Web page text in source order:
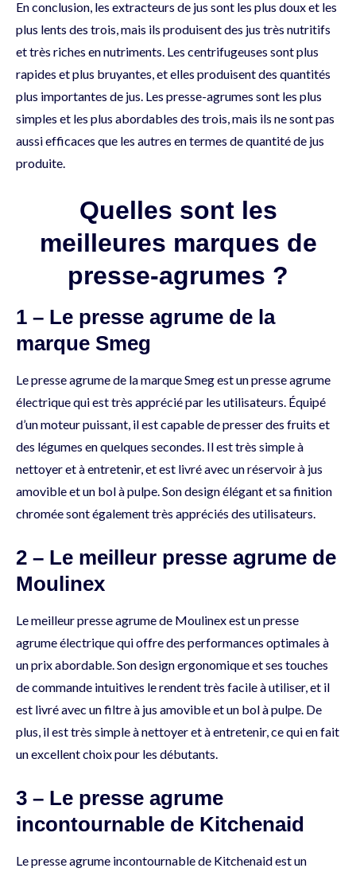
En conclusion, les extracteurs de jus sont les plus doux et les
plus lents des trois, mais ils produisent des jus très nutritifs
et très riches en nutriments. Les centrifugeuses sont plus
rapides et plus bruyantes, et elles produisent des quantités
plus importantes de jus. Les presse-agrumes sont les plus
simples et les plus abordables des trois, mais ils ne sont pas
aussi efficaces que les autres en termes de quantité de jus
produite.
Quelles sont les
meilleures marques de
presse-agrumes ?
1 – Le presse agrume de la
marque Smeg
Le presse agrume de la marque Smeg est un presse agrume
électrique qui est très apprécié par les utilisateurs. Équipé
d’un moteur puissant, il est capable de presser des fruits et
des légumes en quelques secondes. Il est très simple à
nettoyer et à entretenir, et est livré avec un réservoir à jus
amovible et un bol à pulpe. Son design élégant et sa finition
chromée sont également très appréciés des utilisateurs.
2 – Le meilleur presse agrume de
Moulinex
Le meilleur presse agrume de Moulinex est un presse
agrume électrique qui offre des performances optimales à
un prix abordable. Son design ergonomique et ses touches
de commande intuitives le rendent très facile à utiliser, et il
est livré avec un filtre à jus amovible et un bol à pulpe. De
plus, il est très simple à nettoyer et à entretenir, ce qui en fait
un excellent choix pour les débutants.
3 – Le presse agrume
incontournable de Kitchenaid
Le presse agrume incontournable de Kitchenaid est un